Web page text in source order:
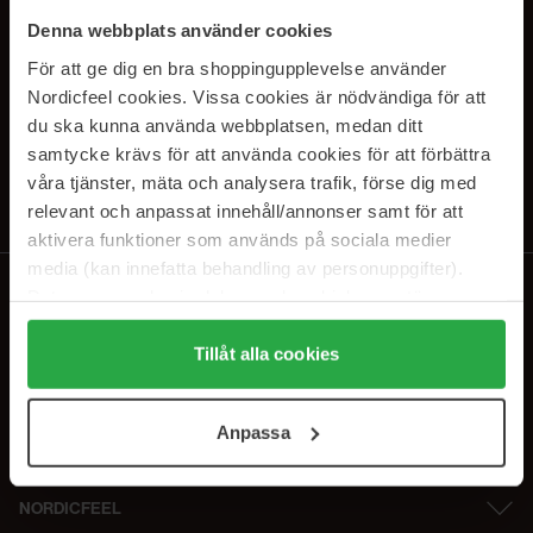
Denna webbplats använder cookies
För att ge dig en bra shoppingupplevelse använder
Nordicfeel cookies. Vissa cookies är nödvändiga för att
du ska kunna använda webbplatsen, medan ditt
samtycke krävs för att använda cookies för att förbättra
våra tjänster, mäta och analysera trafik, förse dig med
relevant och anpassat innehåll/annonser samt för att
aktivera funktioner som används på sociala medier
media (kan innefatta behandling av personuppgifter).
Genom att trycka på "Tillåt alla cookies" accepterar du
alla cookies, medan du under "Detaljer" kan anpassa
användningen av cookies. Du kan när som helst återkalla
samt vår Integritetspolicy.
Tillåt alla cookies
Anpassa
SUBSCRIBE TO OUR
NEWSLETTER
E-postadresse
Ved å abonnere godtar du vårpersonvernerklæring. Du kan melde deg
NORDICFEEL